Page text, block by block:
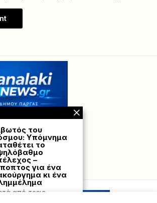
Hostville”)
του
Υπόμνημα
το
–
για ένα
κι ένα
από τρεις